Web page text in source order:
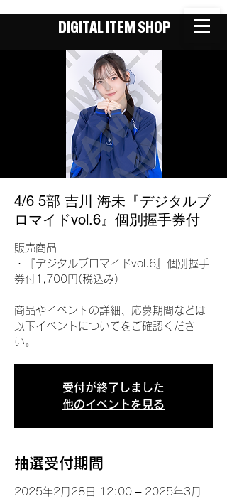
DIGITAL ITEM SHOP
4/6 5部 吉川 海未『デジタルブ
ロマイドvol.6』個別握手券付
販売商品
・『デジタルブロマイドvol.6』個別握手
券付1,700円(税込み)
商品やイベントの詳細、応募期間などは
以下イベントについてをご確認くださ
い。
受付が終了しました
他のイベントを見る
抽選受付期間
2025年2月28日 12:00 – 2025年3月